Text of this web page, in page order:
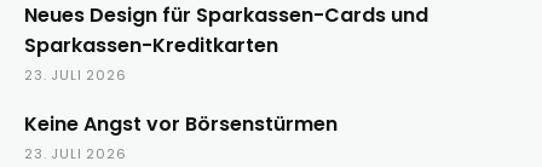
Neues Design für Sparkassen-Cards und
Sparkassen-Kreditkarten
23. JULI 2026
Keine Angst vor Börsenstürmen
23. JULI 2026